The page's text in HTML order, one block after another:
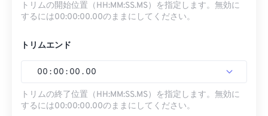
トリムの開始位置（HH:MM:SS.MS）を指定します。無効に
するには00:00:00.00のままにしてください。
トリムエンド
00 : 00 : 00 . 00
トリムの終了位置（HH:MM:SS.MS）を指定します。無効に
するには00:00:00.00のままにしてください。